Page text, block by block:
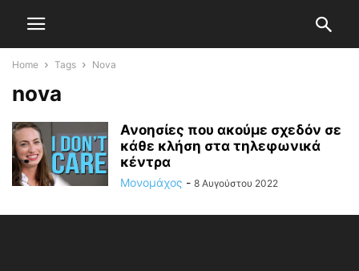
Home Tags Nova
nova
Ανοησίες που ακούμε σχεδόν σε
κάθε κλήση στα τηλεφωνικά
κέντρα
Μονομάχος - 8 Αυγούστου 2022